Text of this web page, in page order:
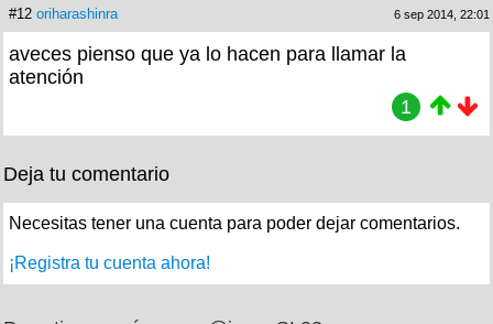
#12 oriharashinra 6 sep 2014, 22:01
aveces pienso que ya lo hacen para llamar la
atención
1
Deja tu comentario
Necesitas tener una cuenta para poder dejar comentarios.
¡Registra tu cuenta ahora!